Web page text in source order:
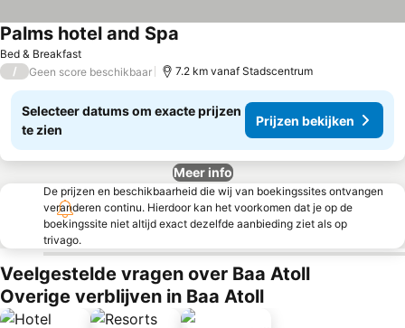
Bed & Breakfast
Palms hotel and Spa
/ Geen score beschikbaar 7.2 km vanaf Stadscentrum
Selecteer datums om exacte prijzen
te zien
Prijzen bekijken
Meer info
De prijzen en beschikbaarheid die wij van boekingssites ontvangen
veranderen continu. Hierdoor kan het voorkomen dat je op de
boekingssite niet altijd exact dezelfde aanbieding ziet als op
trivago.
Veelgestelde vragen over Baa Atoll
Overige verblijven in Baa Atoll